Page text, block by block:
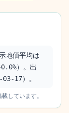
地価平均は
）。出
17）。
しています。